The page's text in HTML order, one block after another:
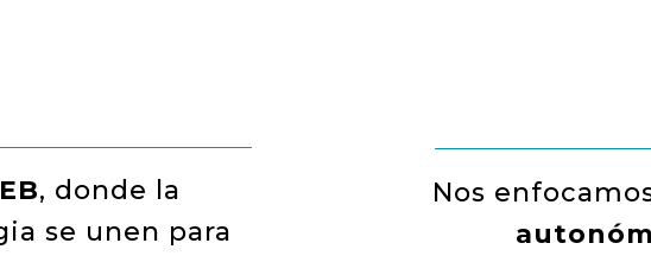
, donde la
se unen para
Nos